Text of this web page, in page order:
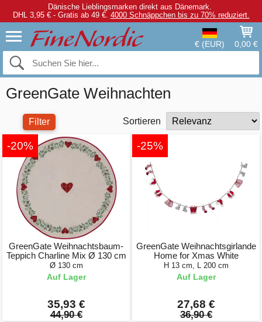
Dänische Lieblingsmarken direkt aus Dänemark.
DHL 3,95 € - Gratis ab 49 €. 4000 Schnäppchen bis zu 70% reduziert.
€ (EUR) 0,00 €
GreenGate Weihnachten
Filter Sortieren
-20%
GreenGate Weihnachtsbaum-
Teppich Charline Mix Ø 130 cm
Ø 130 cm
Auf Lager
35,93 €
44,90 €
-25%
GreenGate Weihnachtsgirlande
Home for Xmas White
H 13 cm, L 200 cm
Auf Lager
27,68 €
36,90 €